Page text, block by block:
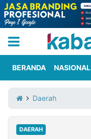
Iklan
Berita
Kami
BERANDA NASIONAL
Daerah
DAERAH